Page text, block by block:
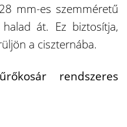
mm-es szemméretű
át. Ez biztosítja,
a ciszternába.
rendszeres